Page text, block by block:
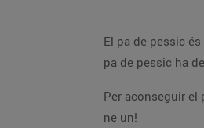
El pa de pessic
pa de pessic ha
Per aconseguir el
ne un!